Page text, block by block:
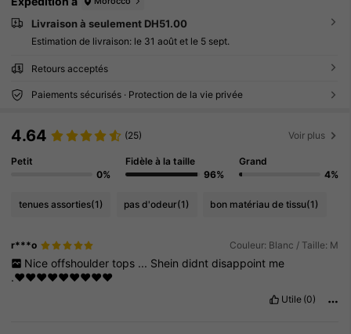
Livraison à seulement DH51.00
Estimation de livraison: le 31 août et le 5 sept.
Retours acceptés
Paiements sécurisés · Protection de la vie privée
4.64 (25) Voir plus
Petit
0%
Fidèle à la taille
96%
Grand
4%
tenues assorties(1) pas d'odeur(1) bon matériau de tissu(1)
r***o Couleur: Blanc / Taille: M
Nice offshoulder tops ... Shein didnt disappoint me
.♥️♥️♥️♥️♥️♥️♥️♥️♥️
Utile (0)